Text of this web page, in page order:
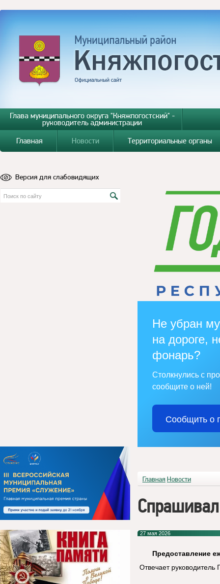
Глава муниципального округа "Княжпогостский" -
руководитель администрации
Главная
Новости Территориальные органы
Версия для слабовидящих
Не убран
на дороге,
фонарь?
Столкнулись с
сообщите о ней!
Сообщить о
Главная Новости
27 мая 2026
Предоставление
Отвечает руководитель